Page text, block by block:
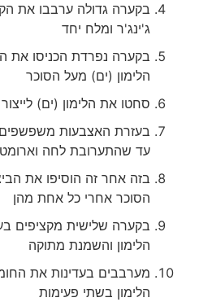
בקערה גדולה ערבבו את
ג'ינג'ר ומלח יחד
בקערה נפרדת הכניסו את
הלימון (ים) מעל הסוכר
סחטו את הלימון (ים) לייצור 3 כפות מיץ ומניחים בצד
בעזרת האצבעות משפשפים
עד שהתערובת לחה וארומטית
בזה אחר זה הוסיפו את
הסוכר אחרי כל אחת מהן
בקערה שלישית מקציפים
הלימון והשמנת מתוקה
מערבבים בעדינות את
הלימון בשתי פעימות